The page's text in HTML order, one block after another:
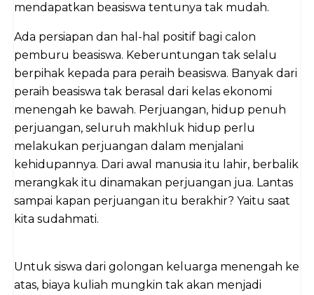
mendapatkan beasiswa tentunya tak mudah.
Ada persiapan dan hal-hal positif bagi calon
pemburu beasiswa. Keberuntungan tak selalu
berpihak kepada para peraih beasiswa. Banyak dari
peraih beasiswa tak berasal dari kelas ekonomi
menengah ke bawah. Perjuangan, hidup penuh
perjuangan, seluruh makhluk hidup perlu
melakukan perjuangan dalam menjalani
kehidupannya. Dari awal manusia itu lahir, berbalik
merangkak itu dinamakan perjuangan jua. Lantas
sampai kapan perjuangan itu berakhir? Yaitu saat
kita sudahmati.
Untuk siswa dari golongan keluarga menengah ke
atas, biaya kuliah mungkin tak akan menjadi